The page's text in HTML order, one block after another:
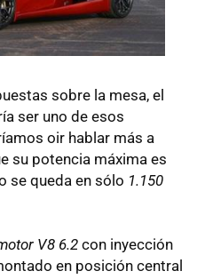
sobre la mesa, el
ser uno de esos
oir hablar más a
su potencia máxima es
se queda en sólo 1.150
V8 6.2 con inyección
en posición central